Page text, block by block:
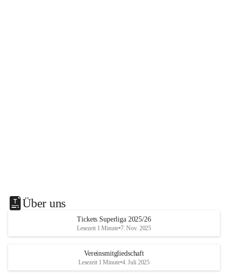
Über uns
Tickets Superliga 2025/26
Lesezeit 1 Minute•7. Nov. 2025
Vereinsmitgliedschaft
Lesezeit 1 Minute•4. Juli 2025